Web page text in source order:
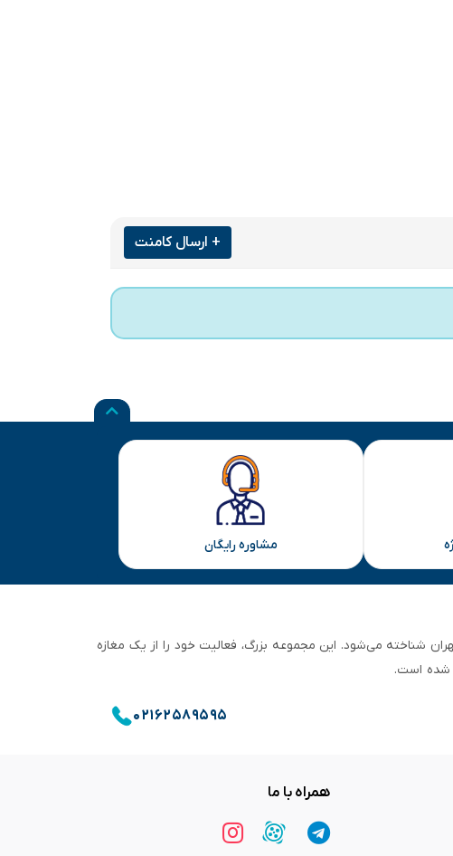
+ ارسال کامنت
مشاوره رایگان
غرب استان تهران شناخته می‌شود. این مجموعه بزرگ، فعالیت خود را از یک مغازه
شده است.
۰۲۱۶۲۵۸۹۵۹۵
همراه با ما